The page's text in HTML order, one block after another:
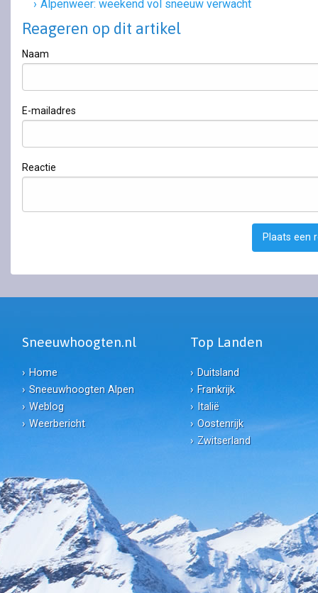
Alpenweer: weekend vol sneeuw verwacht
Reageren op dit artikel
Naam
E-mailadres
Reactie
Plaats een
Sneeuwhoogten.nl
Home
Sneeuwhoogten Alpen
Weblog
Weerbericht
Top Landen
Duitsland
Frankrijk
Italië
Oostenrijk
Zwitserland